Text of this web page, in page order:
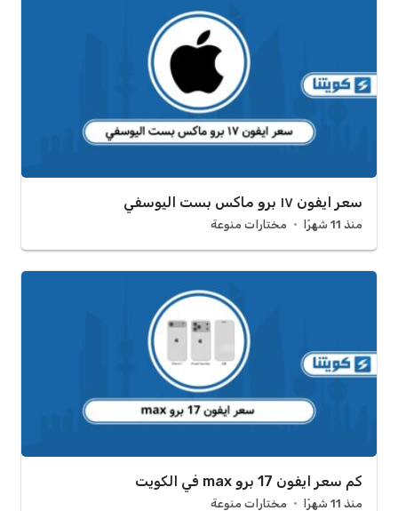
سعر ايفون ١٧ برو ماكس بست اليوسفي
منذ 11 شهرًا مختارات منوعة
كم سعر ايفون 17 برو max في الكويت
منذ 11 شهرًا مختارات منوعة